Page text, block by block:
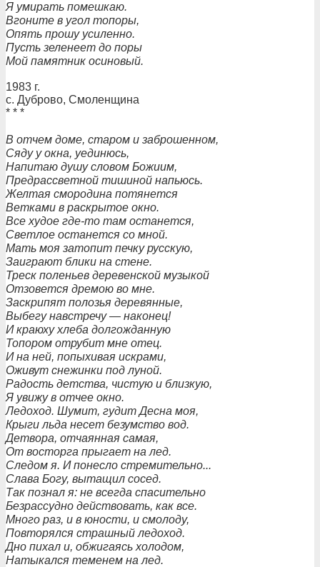
Я умирать помешкаю.
Вгоните в угол топоры,
Опять прошу усиленно.
Пусть зеленеет до поры
Мой памятник осиновый.
1983 г.
с. Дуброво, Смоленщина
* * *
В отчем доме, старом и заброшенном,
Сяду у окна, уединюсь,
Напитаю душу словом Божиим,
Предрассветной тишиной напьюсь.
Желтая смородина потянется
Ветками в раскрытое окно.
Все худое где-то там останется,
Светлое останется со мной.
Мать моя затопит печку русскую,
Заиграют блики на стене.
Треск поленьев деревенской музыкой
Отзовется дремою во мне.
Заскрипят полозья деревянные,
Выбегу навстречу — наконец!
И краюху хлеба долгожданную
Топором отрубит мне отец.
И на ней, попыхивая искрами,
Оживут снежинки под луной.
Радость детства, чистую и близкую,
Я увижу в отчее окно.
Ледоход. Шумит, гудит Десна моя,
Крыги льда несет безумство вод.
Детвора, отчаянная самая,
От восторга прыгает на лед.
Следом я. И понесло стремительно...
Слава Богу, вытащил сосед.
Так познал я: не всегда спасительно
Безрассудно действовать, как все.
Много раз, и в юности, и смолоду,
Повторялся страшный ледоход.
Дно пихал и, обжигаясь холодом,
Натыкался теменем на лед.